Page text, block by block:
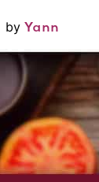
by Yann